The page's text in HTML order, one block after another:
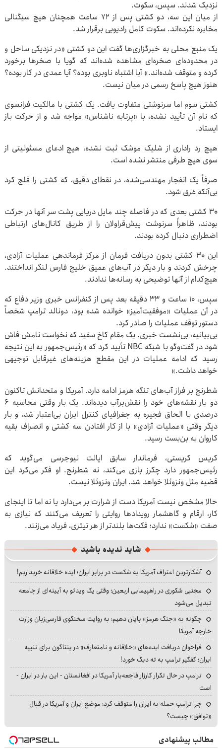
نزدیک شدند. سپس، سکوت.
از میان این سه، دو کشتی پس از ۷۲ ساعت همچنان هیچ سیگنالی
مخابره نکرده‌اند. سکوت کامل رادیویی برقرار شد.
یک منبع محلی به خبرگزاری‌ها گفت این دو کشتی «در نزدیکی ساحل و
در محدوده‌ای صخره‌ای مشاهده شده‌اند که گویا با صخرها برخورد
کرده و متوقف شده‌اند.» آیا اشتباه ناوبری بوده؟ آیا عمدی در کار بوده؟
هنوز هیچ پاسخ رسمی در میان نیست.
کشتی سوم اما سرنوشتی متفاوت یافت. یک کشتی با مالکیت فرانسوی
که نام آن تأیید نشده، با «پرتابه ناشناس» مواجه شد و از حرکت باز
ایستاد.
هیچ رد راداری از شلیک موشک ثبت نشده، هیچ ادعای مسئولیتی از
سوی هیچ طرفی منتشر نشده است.
صرفاً یک انفجار مهندسی‌شده، در نقط‌ای دقیق، که کشتی را فلج کرد
بی‌آنکه غرق شود.
۳۰ کشتی بعدی که در فاصله چند مایل دریایی پشت سر آنها در حرکت
بودند، ظاهراً سرنوشت پیش‌قراولان را از طریق کانال‌های ارتباطی
اضطراری دنبال کرده بودند.
این ۳۰ کشتی بدون دریافت فرمان از مرکز فرماندهی عملیات آزادی،
چرخش کردند و بار دیگر در آب‌های عمیق خلیج فارس لنگر انداختند.
هیچ‌کدام از آنها توضیحی به رسانه‌ها ندادند.
سپس، ۱۰ ساعت و ۳۳ دقیقه بعد پس از کنفرانس خبری وزیر دفاع که
در آن عملیات «موفقیت‌آمیز» خوانده شده بود، دونالد ترامپ شخصاً
دستور توقف عملیات را صادر کرد.
بی‌بیانیه، بی‌نشست خبری. یک مقام کاخ سفید که نخواست نامش فاش
شود در گفت‌وگو با شبکه NBC تأیید کرد که «رئیس‌جمهور به این نتیجه
رسید که ادامه عملیات در این مقطع هزینه‌های غیرقابل توجیهی
خواهد داشت.»
شطرنج بر فراز آب‌های تنگه هرمز ادامه دارد. آمریکا و متحدانش تاکنون
دو بار نقشه‌های خود را نقش‌برآب دیده‌اند. یک بار وقتی محاسبه ۶
درصدی با الحاق فجیره به جغرافیای کنترل ایران بی‌اعتبار شد، و بار
دیگر وقتی «عملیات آزادی» با از کار افتادن سه کشتی و انصراف بقیه
کاروان به بن‌بست رسید.
کریس کریستی، فرماندار سابق ایالت نیوجرسی می‌گوید که
رئیس‌جمهور دارد چکرز بازی می‌کند، نه شطرنج. او فکر می‌کرد این
قضیه مثل ونزوئلا خواهد شد. ایران ونزوئلا نیست.
حالا مشخص نیست آمریکا دست از شرارت بر می‌دارد یا نه اما تا اینجای
کار، ارقام و گاهشمار رویدادها روایتی را تعریف می‌کنند که نیازی به
صفت «شکست» ندارد؛ فکت‌ها بلندتر از هر تیتری، فریاد می‌زنند.
شاید ندیده باشید
آشکارترین اعتراف آمریکا به شکست در برابر ایران؛ ایده خلاقانه خریداریم!
مجتبی شکوری در راهپیمایی اربعین؛ وقتی یک ویدئو به آیینه‌ای از جامعه
تبدیل می‌شود
چگونه به «جنگ هرمز» پایان دهیم؛ به روایت سخنگوی فارسی‌زبان وزارت
خارجه آمریکا
فراخوان دریافت ایده‌های «خلاقانه و نامتعارف» در پنتاگون برای تنبیه
ایران؛ کفگیر ترامپ به ته دیگ خورد!
ترامپ در حال تکرار کارزار فاجعه‌بار آمریکا در افغانستان - این بار در ایران -
است
چرا ترامپ حمله به ایران را متوقف کرد؛ موضع ایران و آمریکا در قبال
«توافق» چیست؟
مطالب پیشنهادی